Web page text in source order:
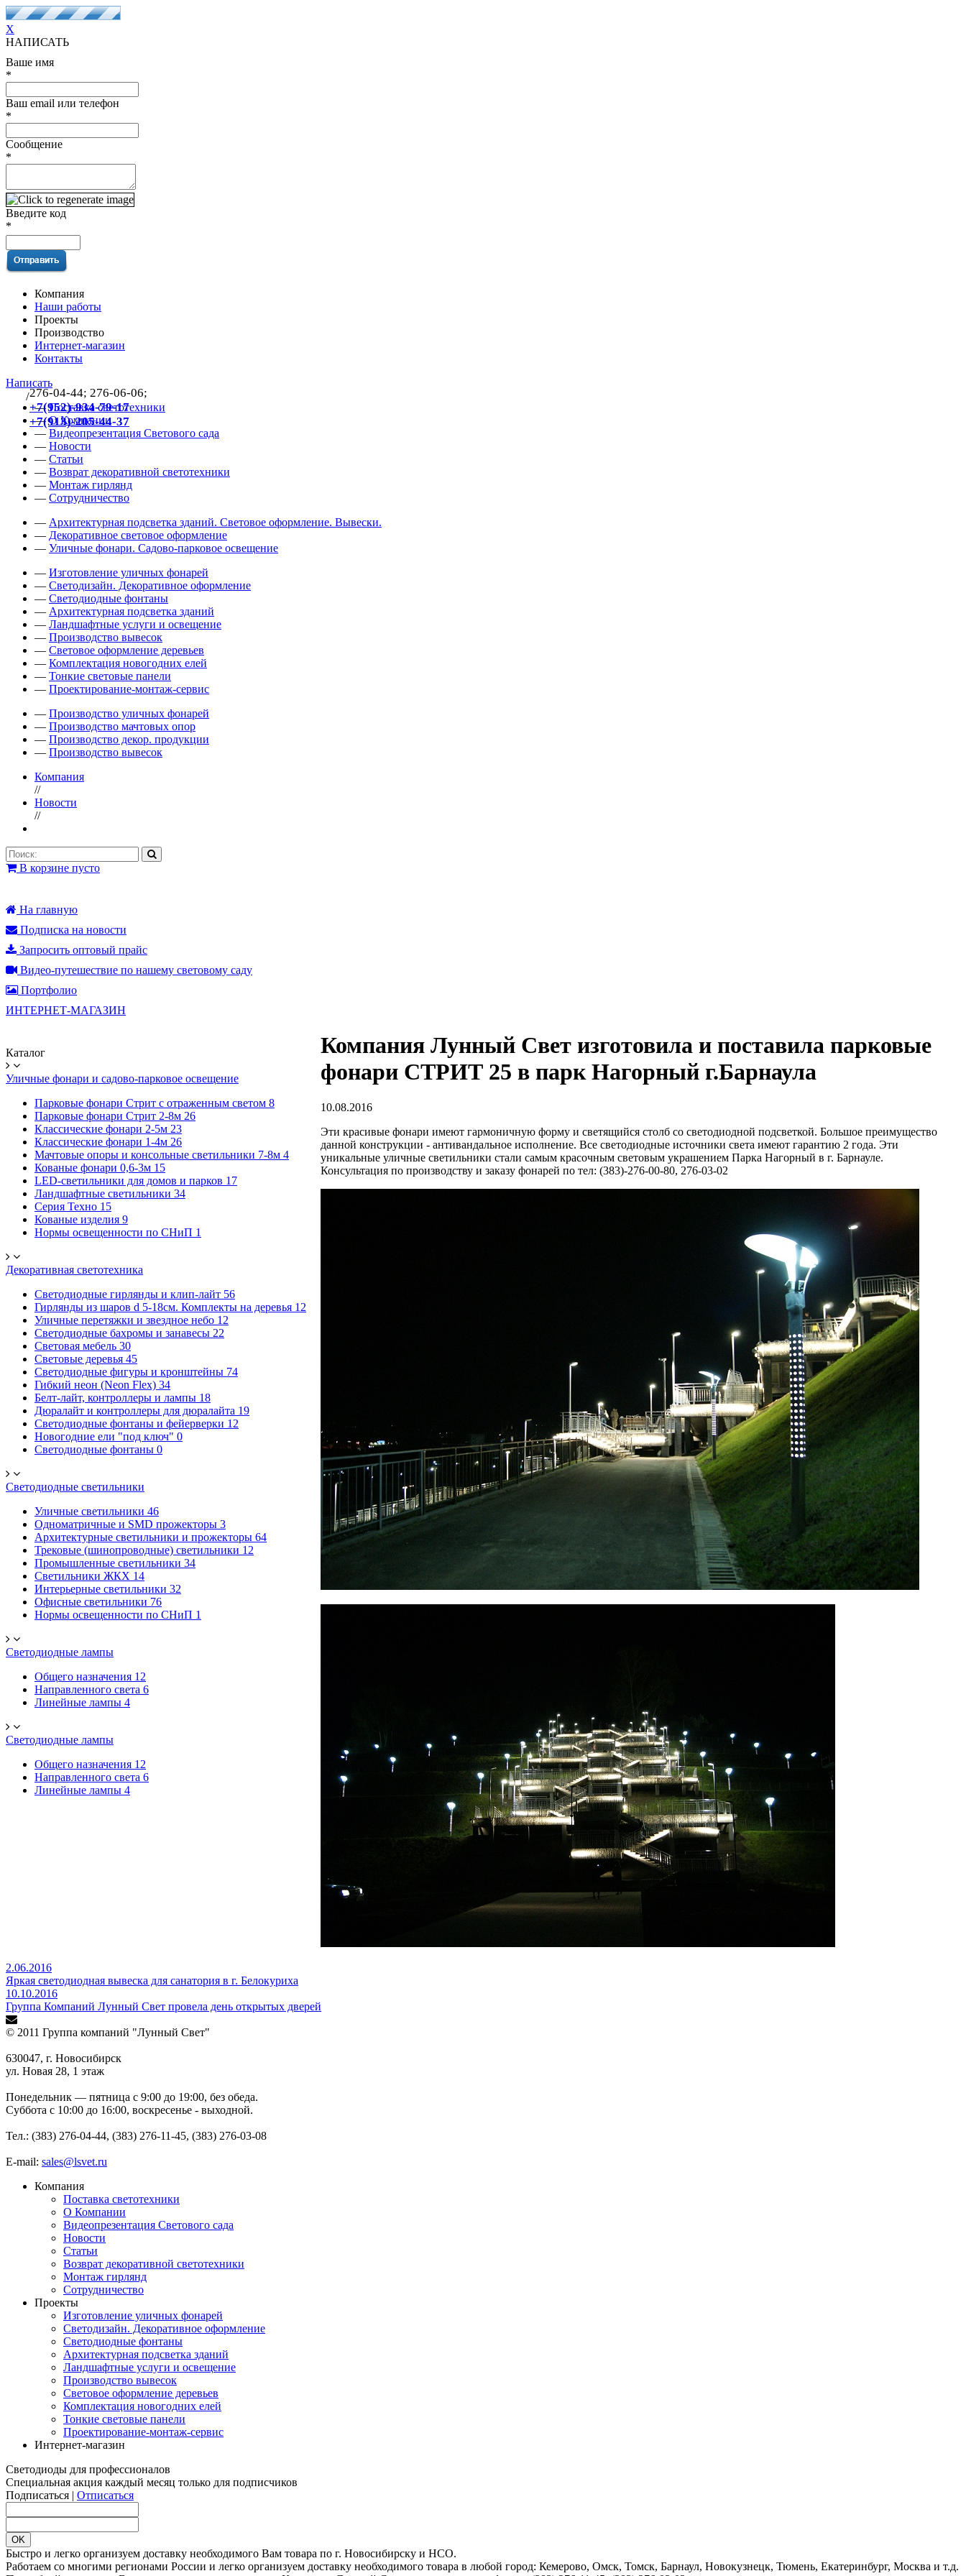
X
НАПИСАТЬ
Ваше имя
*
Ваш email или телефон
*
Сообщение
*
Введите код
*
Компания
Наши работы
Проекты
Производство
Интернет-магазин
Контакты
Написать
/276-04-44; 276-06-06;
+7(952)-934-79-17
+7(913)-205-44-37
—Поставка светотехники
—О Компании
— Видеопрезентация Светового сада
— Новости
— Статьи
— Возврат декоративной светотехники
— Монтаж гирлянд
— Сотрудничество
— Архитектурная подсветка зданий. Световое оформление. Вывески.
— Декоративное световое оформление
— Уличные фонари. Садово-парковое освещение
— Изготовление уличных фонарей
— Светодизайн. Декоративное оформление
— Светодиодные фонтаны
— Архитектурная подсветка зданий
— Ландшафтные услуги и освещение
— Производство вывесок
— Световое оформление деревьев
— Комплектация новогодних елей
— Тонкие световые панели
— Проектирование-монтаж-сервис
— Производство уличных фонарей
— Производство мачтовых опор
— Производство декор. продукции
— Производство вывесок
Компания
//
Новости
//
В корзине пусто
На главную
Подписка на новости
Запросить оптовый прайс
Видео-путешествие по нашему световому саду
Портфолио
ИНТЕРНЕТ-МАГАЗИН
Каталог
Уличные фонари и садово-парковое освещение
Парковые фонари Стрит с отраженным светом 8
Парковые фонари Стрит 2-8м 26
Классические фонари 2-5м 23
Классические фонари 1-4м 26
Мачтовые опоры и консольные светильники 7-8м 4
Кованые фонари 0,6-3м 15
LED-светильники для домов и парков 17
Ландшафтные светильники 34
Серия Техно 15
Кованые изделия 9
Нормы освещенности по СНиП 1
Декоративная светотехника
Светодиодные гирлянды и клип-лайт 56
Гирлянды из шаров d 5-18cм. Комплекты на деревья 12
Уличные перетяжки и звездное небо 12
Светодиодные бахромы и занавесы 22
Световая мебель 30
Световые деревья 45
Светодиодные фигуры и кронштейны 74
Гибкий неон (Neon Flex) 34
Белт-лайт, контроллеры и лампы 18
Дюралайт и контроллеры для дюралайта 19
Светодиодные фонтаны и фейерверки 12
Новогодние ели "под ключ" 0
Светодиодные фонтаны 0
Светодиодные светильники
Уличные светильники 46
Одноматричные и SMD прожекторы 3
Архитектурные светильники и прожекторы 64
Трековые (шинопроводные) светильники 12
Промышленные светильники 34
Светильники ЖКХ 14
Интерьерные светильники 32
Офисные светильники 76
Нормы освещенности по СНиП 1
Светодиодные лампы
Общего назначения 12
Направленного света 6
Линейные лампы 4
Светодиодные лампы
Общего назначения 12
Направленного света 6
Линейные лампы 4
Компания Лунный Свет изготовила и поставила парковые
фонари СТРИТ 25 в парк Нагорный г.Барнаула
10.08.2016
Эти красивые фонари имеют гармоничную форму и светящийся столб со светодиодной подсветкой. Большое преимущество
данной конструкции - антивандальное исполнение. Все светодиодные источники света имеют гарантию 2 года. Эти
уникальные уличные светильники стали самым красочным световым украшением Парка Нагорный в г. Барнауле.
Консультация по производству и заказу фонарей по тел: (383)-276-00-80, 276-03-02
2.06.2016
Яркая светодиодная вывеска для санатория в г. Белокуриха
10.10.2016
Группа Компаний Лунный Свет провела день открытых дверей
© 2011 Группа компаний "Лунный Свет"
630047, г. Новосибирск
ул. Новая 28, 1 этаж
Понедельник — пятница с 9:00 до 19:00, без обеда.
Суббота с 10:00 до 16:00, воскресенье - выходной.
Тел.: (383) 276-04-44, (383) 276-11-45, (383) 276-03-08
E-mail: sales@lsvet.ru
Компания
Поставка светотехники
О Компании
Видеопрезентация Светового сада
Новости
Статьи
Возврат декоративной светотехники
Монтаж гирлянд
Сотрудничество
Проекты
Изготовление уличных фонарей
Светодизайн. Декоративное оформление
Светодиодные фонтаны
Архитектурная подсветка зданий
Ландшафтные услуги и освещение
Производство вывесок
Световое оформление деревьев
Комплектация новогодних елей
Тонкие световые панели
Проектирование-монтаж-сервис
Интернет-магазин
Светодиоды для профессионалов
Специальная акция каждый месяц только для подписчиков
Подписаться | Отписаться
Быстро и легко организуем доставку необходимого Вам товара по г. Новосибирску и НСО.
Работаем со многими регионами России и легко организуем доставку необходимого товара в любой город: Кемерово, Омск, Томск, Барнаул, Новокузнецк, Тюмень, Екатеринбург, Москва и т.д.